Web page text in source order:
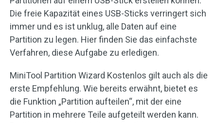
Die freie Kapazität eines USB-Sticks verringert sich
immer und es ist unklug, alle Daten auf eine
Partition zu legen. Hier finden Sie das einfachste
Verfahren, diese Aufgabe zu erledigen.
MiniTool Partition Wizard Kostenlos gilt auch als die
erste Empfehlung. Wie bereits erwähnt, bietet es
die Funktion „Partition aufteilen“, mit der eine
Partition in mehrere Teile aufgeteilt werden kann.